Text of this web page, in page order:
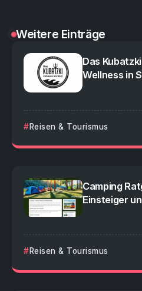
Weitere Einträge
Das
Wellness in
Reisen & Tourismus
Camping
Einsteiger
Reisen & Tourismus